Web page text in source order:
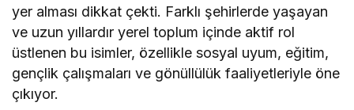
yer alması dikkat çekti. Farklı şehirlerde yaşayan
ve uzun yıllardır yerel toplum içinde aktif rol
üstlenen bu isimler, özellikle sosyal uyum, eğitim,
gençlik çalışmaları ve gönüllülük faaliyetleriyle öne
çıkıyor.